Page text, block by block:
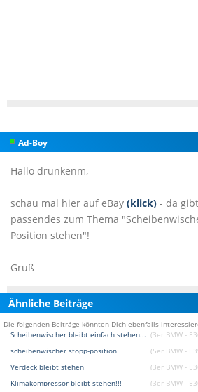
Ad-Boy
Hallo drunkenm,
schau mal hier auf eBay (klick) - da
passendes zum Thema
Position stehen"!
Gruß
Ähnliche Beiträge
Die folgenden Beiträge könnten Dich ebenfalls
Scheibenwischer bleibt einfach stehen... (3er BMW -
scheibenwischer stopp-position
(5er BMW -
Verdeck bleibt stehen
(3er BMW -
Klimakompressor bleibt stehen!!!
(3er BMW -